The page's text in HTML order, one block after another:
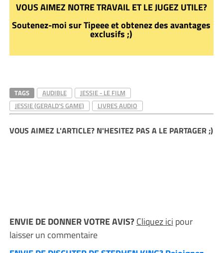
VOUS AIMEZ NOTRE TRAVAIL ET LE JUGEZ UTILE?
Soutenez-moi sur Tipeee et obtenez des avantages
exclusifs ;)
TAGS AUDIBLE
JESSIE - LE FILM
JESSIE (GERALD'S GAME)
LIVRES AUDIO
VOUS AIMEZ L'ARTICLE? N'HESITEZ PAS A LE PARTAGER ;)
ENVIE DE DONNER VOTRE AVIS?Cliquez ici pour
laisser un commentaire